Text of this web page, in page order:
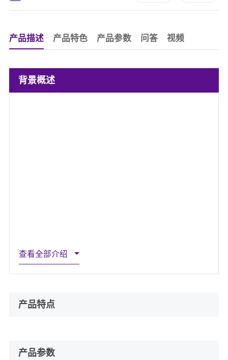
产品描述 产品特色 产品参数 问答 视频
背景概述
查看全部介绍
产品特点
产品参数